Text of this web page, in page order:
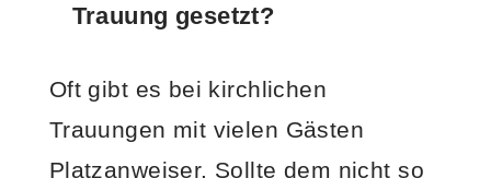
Trauung gesetzt?
Oft gibt es bei kirchlichen
Trauungen mit vielen Gästen
Platzanweiser. Sollte dem nicht so